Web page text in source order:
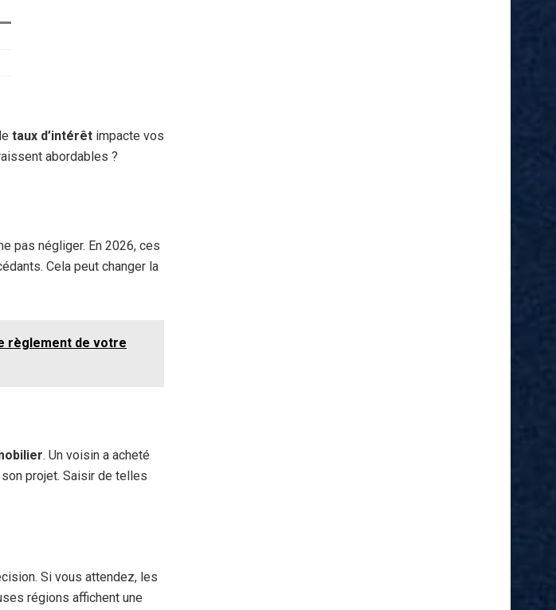
taux d’intérêt impacte vos
abordables ?
pas négliger. En 2026, ces
Cela peut changer la
règlement de votre
. Un voisin a acheté
projet. Saisir de telles
Si vous attendez, les
régions affichent une